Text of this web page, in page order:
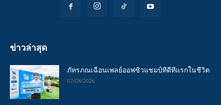
ข่าวล่าสุด
ภัทรภณเฉือนเพลย์ออฟซิวแชมป์ทีดีทีแรกในชีวิต
07/08/2026